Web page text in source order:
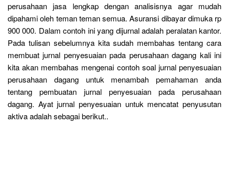
perusahaan jasa lengkap dengan analisisnya agar mudah
dipahami oleh teman teman semua. Asuransi dibayar dimuka rp
900 000. Dalam contoh ini yang dijurnal adalah peralatan kantor.
Pada tulisan sebelumnya kita sudah membahas tentang cara
membuat jurnal penyesuaian pada perusahaan dagang kali ini
kita akan membahas mengenai contoh soal jurnal penyesuaian
perusahaan dagang untuk menambah pemahaman anda
tentang pembuatan jurnal penyesuaian pada perusahaan
dagang. Ayat jurnal penyesuaian untuk mencatat penyusutan
aktiva adalah sebagai berikut..